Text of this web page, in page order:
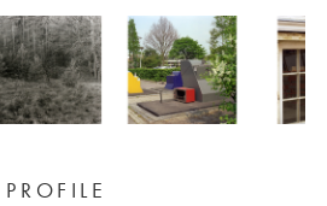
PROFILE